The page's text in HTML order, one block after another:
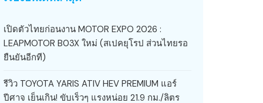
เปิดตัวไทยก่อนงาน MOTOR EXPO 2026 :
LEAPMOTOR B03X ใหม่ (สเปคยุโรป ส่วนไทยรอ
ยืนยันอีกที)
รีวิว TOYOTA YARIS ATIV HEV PREMIUM แอร์
ปีศาจ เย็นเกิน! ขับเร็วๆ แรงหน่อย 21.9 กม./ลิตร